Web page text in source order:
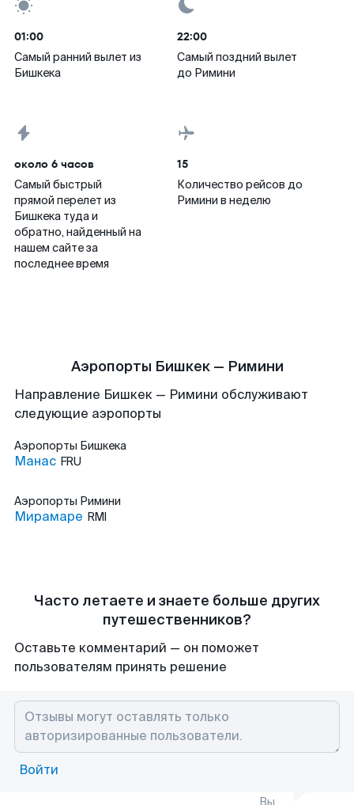
01:00
Самый ранний вылет из
Бишкека
22:00
Самый поздний вылет
до Римини
около 6 часов
Самый быстрый
прямой перелет из
Бишкека туда и
обратно, найденный на
нашем сайте за
последнее время
15
Количество рейсов до
Римини в неделю
Аэропорты Бишкек — Римини
Направление Бишкек — Римини обслуживают
следующие аэропорты
Аэропорты Бишкека
Манас FRU
Аэропорты Римини
Мирамаре RMI
Часто летаете и знаете больше других
путешественников?
Оставьте комментарий — он поможет
пользователям принять решение
Войти
Вы